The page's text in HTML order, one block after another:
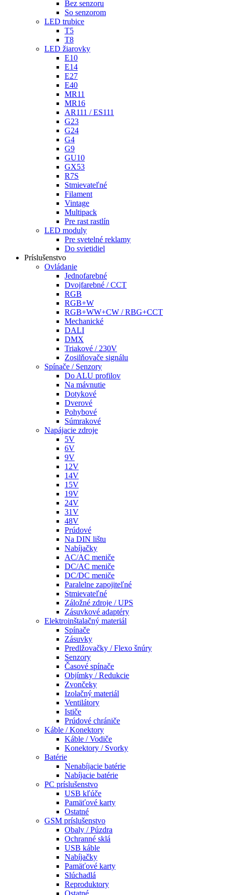
Bez senzoru
So senzorom
LED trubice
T5
T8
LED žiarovky
E10
E14
E27
E40
MR11
MR16
AR111 / ES111
G23
G24
G4
G9
GU10
GX53
R7S
Stmievateľné
Filament
Vintage
Multipack
Pre rast rastlín
LED moduly
Pre svetelné reklamy
Do svietidiel
Príslušenstvo
Ovládanie
Jednofarebné
Dvojfarebné / CCT
RGB
RGB+W
RGB+WW+CW / RBG+CCT
Mechanické
DALI
DMX
Triakové / 230V
Zosilňovače signálu
Spínače / Senzory
Do ALU profilov
Na mávnutie
Dotykové
Dverové
Pohybové
Súmrakové
Napájacie zdroje
5V
6V
9V
12V
14V
15V
19V
24V
31V
48V
Prúdové
Na DIN lištu
Nabíjačky
AC/AC meniče
DC/AC meniče
DC/DC meniče
Paralelne zapojiteľné
Stmievateľné
Záložné zdroje / UPS
Zásuvkové adaptéry
Elektroinštalačný materiál
Spínače
Zásuvky
Predlžovačky / Flexo šnúry
Senzory
Časové spínače
Objímky / Redukcie
Zvončeky
Izolačný materiál
Ventilátory
Ističe
Prúdové chrániče
Káble / Konektory
Káble / Vodiče
Konektory / Svorky
Batérie
Nenabíjacie batérie
Nabíjacie batérie
PC príslušenstvo
USB kľúče
Pamäťové karty
Ostatné
GSM príslušenstvo
Obaly / Púzdra
Ochranné sklá
USB káble
Nabíjačky
Pamäťové karty
Slúchadlá
Reproduktory
Ostatné